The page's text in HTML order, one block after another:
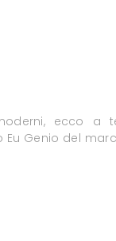
ecco a
Genio del